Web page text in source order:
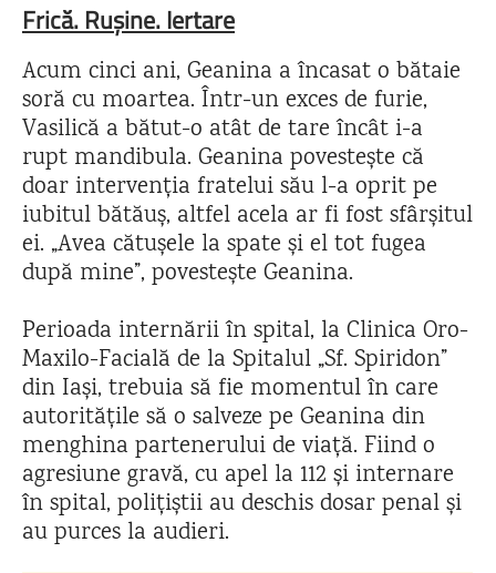
Frică. Rușine. Iertare
Acum cinci ani, Geanina a încasat o bătaie
soră cu moartea. Într-un exces de furie,
Vasilică a bătut-o atât de tare încât i-a
rupt mandibula. Geanina povestește că
doar intervenția fratelui său l-a oprit pe
iubitul bătăuș, altfel acela ar fi fost sfârșitul
ei. „Avea cătușele la spate și el tot fugea
după mine”, povestește Geanina.
Perioada internării în spital, la Clinica Oro-
Maxilo-Facială de la Spitalul „Sf. Spiridon”
din Iași, trebuia să fie momentul în care
autoritățile să o salveze pe Geanina din
menghina partenerului de viață. Fiind o
agresiune gravă, cu apel la 112 și internare
în spital, polițiștii au deschis dosar penal și
au purces la audieri.